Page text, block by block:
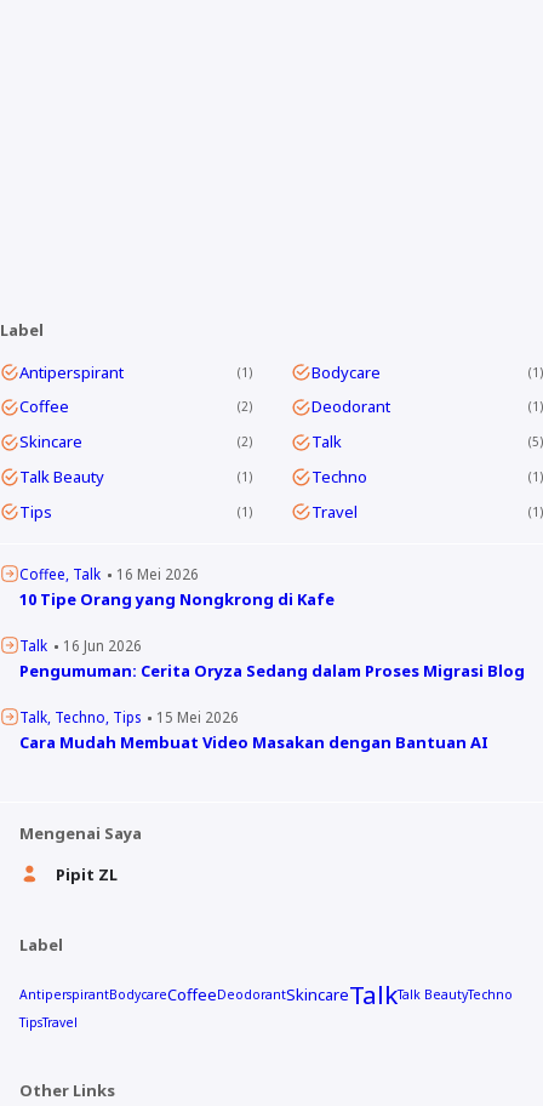
Label
Antiperspirant
1 Bodycare 1
Coffee 2 Deodorant 1
Skincare 2 Talk 5
Talk Beauty 1 Techno 1
Tips 1 Travel 1
Coffee Talk 16 Mei 2026
10 Tipe Orang yang Nongkrong di Kafe
Talk 16 Jun 2026
Pengumuman: Cerita Oryza Sedang dalam Proses Migrasi Blog
Talk Techno Tips 15 Mei 2026
Cara Mudah Membuat Video Masakan dengan Bantuan AI
Mengenai Saya
Pipit ZL
Label
AntiperspirantBodycareCoffeeDeodorantSkincareTalkTalk BeautyTechno
TipsTravel
Other Links